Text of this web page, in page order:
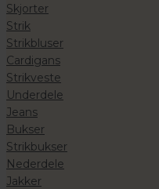
Skjorter
Strik
Strikbluser
Cardigans
Strikveste
Underdele
Jeans
Bukser
Strikbukser
Nederdele
Jakker